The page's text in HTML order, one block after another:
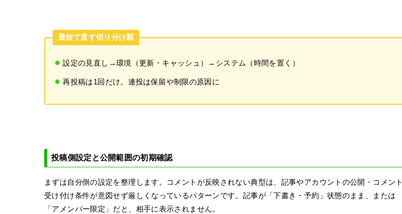
最短で直す切り分け順
設定の見直し→環境（更新・キャッシュ）→システム（時間を置く）
再投稿は1回だけ。連投は保留や制限の原因に
投稿側設定と公開範囲の初期確認
まずは自分側の設定を整理します。コメントが反映されない典型は、記事やアカウントの公開・コメント
受け付け条件が意図せず厳しくなっているパターンです。記事が「下書き・予約」状態のまま、または
「アメンバー限定」だと、相手に表示されません。